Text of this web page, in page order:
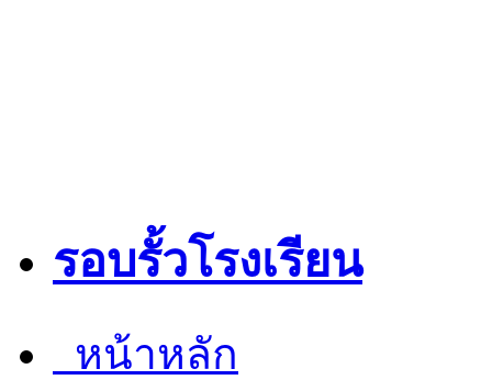
รอบรั้วโรงเรียน
หน้าหลัก